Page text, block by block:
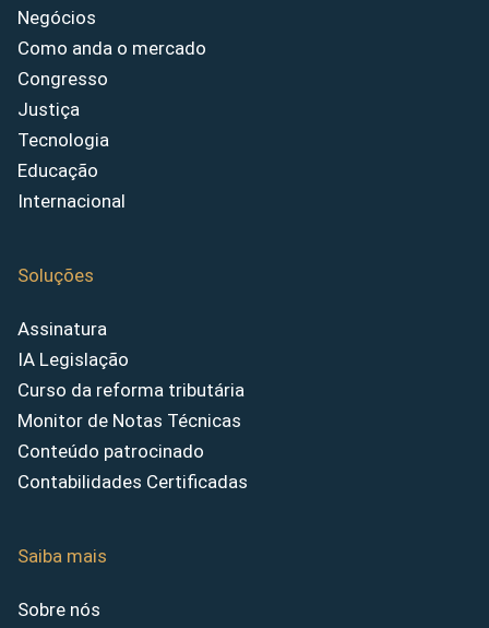
Negócios
Como anda o mercado
Congresso
Justiça
Tecnologia
Educação
Internacional
Soluções
Assinatura
IA Legislação
Curso da reforma tributária
Monitor de Notas Técnicas
Conteúdo patrocinado
Contabilidades Certificadas
Saiba mais
Sobre nós